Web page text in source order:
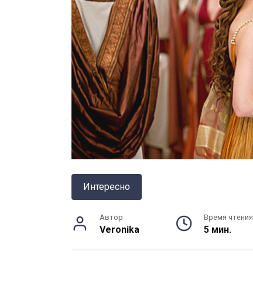
Интересно
Автор
Veronika
Время чтения
5 мин.